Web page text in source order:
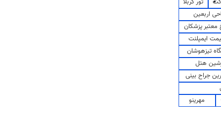
اربعین
پزشکان
ایمپلنت
تیزهوشان
هتل
جراح بینی
مهرینو